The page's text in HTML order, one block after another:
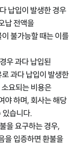
납입이 발생한 경우
납 전액을
불가능할 때는 이를
우 과다 납입된
과다 납입이 발생한
요되는 비용은
야 하며, 회사는 해당
있습니다.
을 요구하는 경우,
을 입증하면 환불을